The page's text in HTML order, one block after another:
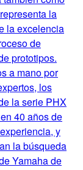
la
la excelencia
de
prototipos.
a mano por
los
la serie PHX
40 años de
y
la búsqueda
Yamaha de